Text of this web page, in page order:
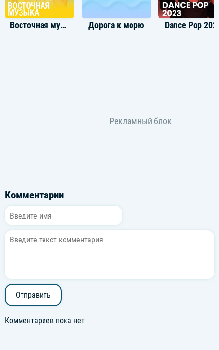
Восточная музыка Дорога к морю Dance Pop
Комментарии
Отправить
Комментариев пока нет